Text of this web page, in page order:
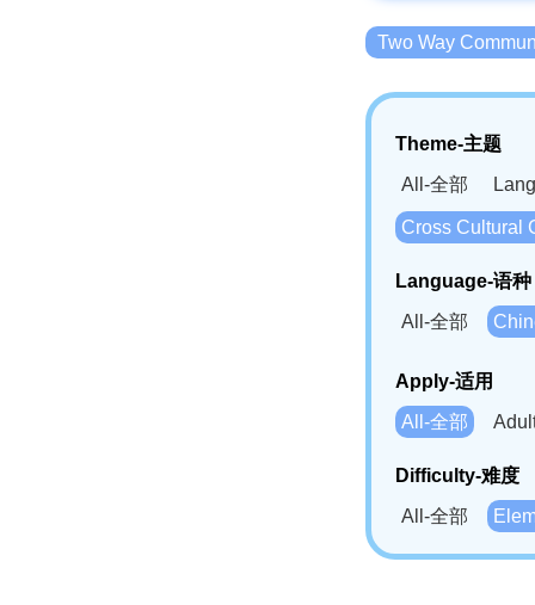
Two Way
Theme-主题
All-全部
Cross Cultural
Language-语种
All-全部
Bahasa
Swahili(SW)-
Apply-适用
All-全部
Difficulty-难度
All-全部